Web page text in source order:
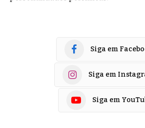
Siga em
Siga em
Siga em